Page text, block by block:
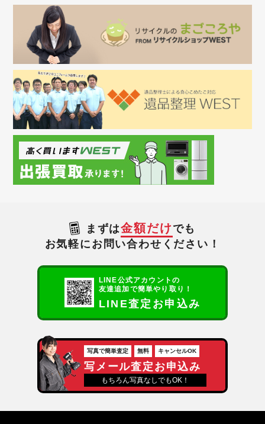
まずは金額だけ でも
お気軽にお問い合わせください！
LINE公式アカウントの
友達追加で簡単やり取り！
LINE査定お申込み
写真で簡単査定 無料 キャンセルOK
写メール査定お申込み
もちろん写真なしでもOK！